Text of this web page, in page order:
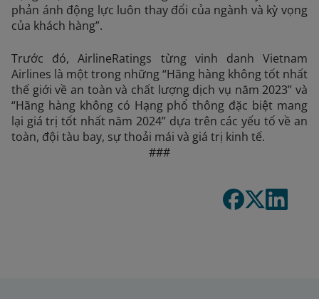
phản ánh động lực luôn thay đổi của ngành và kỳ vọng
của khách hàng”.
Trước đó, AirlineRatings từng vinh danh Vietnam
Airlines là một trong những “Hãng hàng không tốt nhất
thế giới về an toàn và chất lượng dịch vụ năm 2023” và
“Hãng hàng không có Hạng phổ thông đặc biệt mang
lại giá trị tốt nhất năm 2024” dựa trên các yếu tố về an
toàn, đội tàu bay, sự thoải mái và giá trị kinh tế.
###